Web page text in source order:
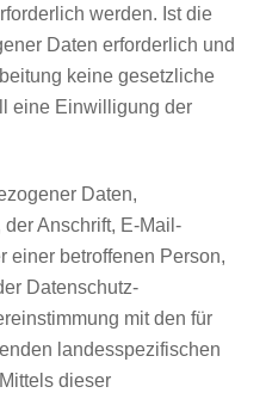
werden. Ist die
Daten erforderlich und
keine gesetzliche
eine Einwilligung der
Daten,
Anschrift, E-Mail-
einer betroffenen Person,
Datenschutz-
mit den für
landesspezifischen
dieser